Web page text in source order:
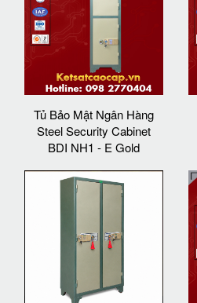
Tủ Bảo Mật Ngân Hàng
Steel Security Cabinet
BDI NH1 - E Gold